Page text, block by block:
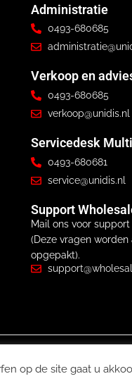
Administratie
0493-680685
Verkoop en
0493-680685
verkoop@unidis.nl
Servicedesk
0493-680681
service@unidis.nl
Support
Mail ons voor
(Deze vragen
opgepakt).
op de site gaat u